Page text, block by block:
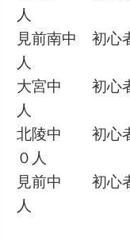
人
見前南中 初心
人
大宮中 初心者
人
北陵中 初心者
０人
見前中 初心者
人